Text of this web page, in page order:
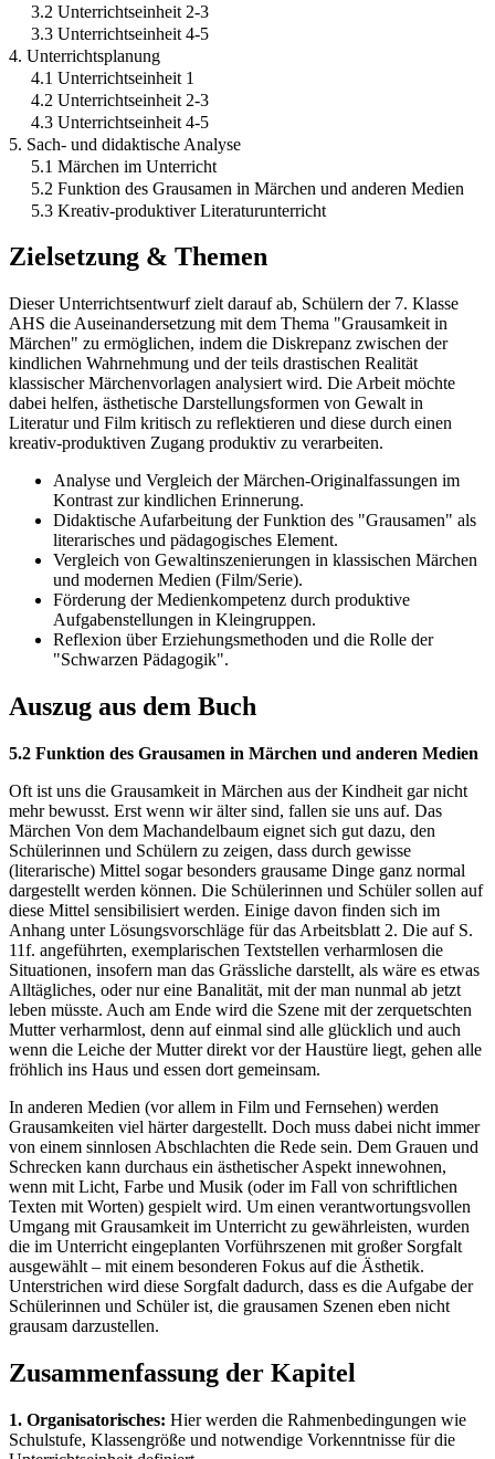
3.2 Unterrichtseinheit 2-3
3.3 Unterrichtseinheit 4-5
4. Unterrichtsplanung
4.1 Unterrichtseinheit 1
4.2 Unterrichtseinheit 2-3
4.3 Unterrichtseinheit 4-5
5. Sach- und didaktische Analyse
5.1 Märchen im Unterricht
5.2 Funktion des Grausamen in Märchen und anderen Medien
5.3 Kreativ-produktiver Literaturunterricht
Zielsetzung & Themen
Dieser Unterrichtsentwurf zielt darauf ab, Schülern der 7. Klasse
AHS die Auseinandersetzung mit dem Thema "Grausamkeit in
Märchen" zu ermöglichen, indem die Diskrepanz zwischen der
kindlichen Wahrnehmung und der teils drastischen Realität
klassischer Märchenvorlagen analysiert wird. Die Arbeit möchte
dabei helfen, ästhetische Darstellungsformen von Gewalt in
Literatur und Film kritisch zu reflektieren und diese durch einen
kreativ-produktiven Zugang produktiv zu verarbeiten.
Analyse und Vergleich der Märchen-Originalfassungen im
Kontrast zur kindlichen Erinnerung.
Didaktische Aufarbeitung der Funktion des "Grausamen" als
literarisches und pädagogisches Element.
Vergleich von Gewaltinszenierungen in klassischen Märchen
und modernen Medien (Film/Serie).
Förderung der Medienkompetenz durch produktive
Aufgabenstellungen in Kleingruppen.
Reflexion über Erziehungsmethoden und die Rolle der
"Schwarzen Pädagogik".
Auszug aus dem Buch
5.2 Funktion des Grausamen in Märchen und anderen Medien
Oft ist uns die Grausamkeit in Märchen aus der Kindheit gar nicht
mehr bewusst. Erst wenn wir älter sind, fallen sie uns auf. Das
Märchen Von dem Machandelbaum eignet sich gut dazu, den
Schülerinnen und Schülern zu zeigen, dass durch gewisse
(literarische) Mittel sogar besonders grausame Dinge ganz normal
dargestellt werden können. Die Schülerinnen und Schüler sollen auf
diese Mittel sensibilisiert werden. Einige davon finden sich im
Anhang unter Lösungsvorschläge für das Arbeitsblatt 2. Die auf S.
11f. angeführten, exemplarischen Textstellen verharmlosen die
Situationen, insofern man das Grässliche darstellt, als wäre es etwas
Alltägliches, oder nur eine Banalität, mit der man nunmal ab jetzt
leben müsste. Auch am Ende wird die Szene mit der zerquetschten
Mutter verharmlost, denn auf einmal sind alle glücklich und auch
wenn die Leiche der Mutter direkt vor der Haustüre liegt, gehen alle
fröhlich ins Haus und essen dort gemeinsam.
In anderen Medien (vor allem in Film und Fernsehen) werden
Grausamkeiten viel härter dargestellt. Doch muss dabei nicht immer
von einem sinnlosen Abschlachten die Rede sein. Dem Grauen und
Schrecken kann durchaus ein ästhetischer Aspekt innewohnen,
wenn mit Licht, Farbe und Musik (oder im Fall von schriftlichen
Texten mit Worten) gespielt wird. Um einen verantwortungsvollen
Umgang mit Grausamkeit im Unterricht zu gewährleisten, wurden
die im Unterricht eingeplanten Vorführszenen mit großer Sorgfalt
ausgewählt – mit einem besonderen Fokus auf die Ästhetik.
Unterstrichen wird diese Sorgfalt dadurch, dass es die Aufgabe der
Schülerinnen und Schüler ist, die grausamen Szenen eben nicht
grausam darzustellen.
Zusammenfassung der Kapitel
1. Organisatorisches: Hier werden die Rahmenbedingungen wie
Schulstufe, Klassengröße und notwendige Vorkenntnisse für die